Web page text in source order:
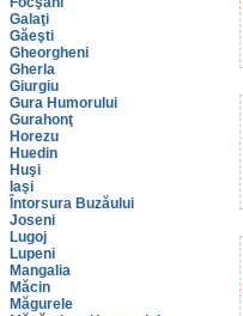
Galaţi
Găeşti
Gheorgheni
Gherla
Giurgiu
Gura Humorului
Gurahonţ
Horezu
Huedin
Huşi
Iaşi
Întorsura Buzăului
Joseni
Lugoj
Lupeni
Mangalia
Măcin
Măgurele